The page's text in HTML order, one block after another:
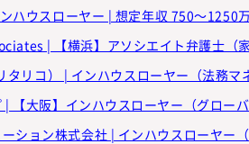
ハウスローヤー | 想定年収 750～1250
タリコ） | インハウスローヤー（法務
ション株式会社 | インハウスローヤー